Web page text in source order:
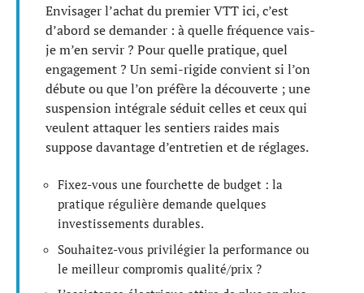
Envisager l’achat du premier VTT ici, c’est
d’abord se demander : à quelle fréquence vais-
je m’en servir ? Pour quelle pratique, quel
engagement ? Un semi-rigide convient si l’on
débute ou que l’on préfère la découverte ; une
suspension intégrale séduit celles et ceux qui
veulent attaquer les sentiers raides mais
suppose davantage d’entretien et de réglages.
Fixez-vous une fourchette de budget : la
pratique régulière demande quelques
investissements durables.
Souhaitez-vous privilégier la performance ou
le meilleur compromis qualité/prix ?